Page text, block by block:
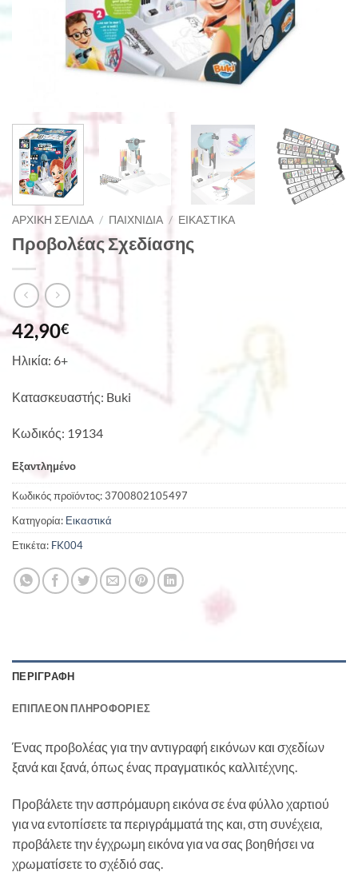
ΑΡΧΙΚΉ ΣΕΛΊΔΑ / ΠΑΙΧΝΊΔΙΑ / ΕΙΚΑΣΤΙΚΆ
Προβολέας Σχεδίασης
42,90€
Ηλικία: 6+
Κατασκευαστής: Buki
Κωδικός: 19134
Εξαντλημένο
Κωδικός προϊόντος:3700802105497
Κατηγορία: Εικαστικά
Ετικέτα: FK004
ΠΕΡΙΓΡΑΦΉ
ΕΠΙΠΛΈΟΝ ΠΛΗΡΟΦΟΡΊΕΣ
Ένας προβολέας για την αντιγραφή εικόνων και σχεδίων
ξανά και ξανά, όπως ένας πραγματικός καλλιτέχνης.
Προβάλετε την ασπρόμαυρη εικόνα σε ένα φύλλο χαρτιού
για να εντοπίσετε τα περιγράμματά της και, στη συνέχεια,
προβάλετε την έγχρωμη εικόνα για να σας βοηθήσει να
χρωματίσετε το σχέδιό σας.